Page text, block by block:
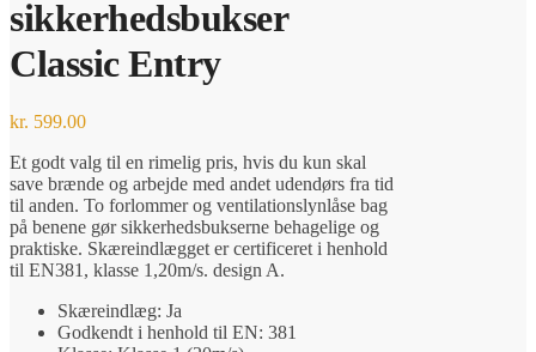
sikkerhedsbukser
Classic Entry
kr. 599.00
Et godt valg til en rimelig pris, hvis du kun skal
save brænde og arbejde med andet udendørs fra tid
til anden. To forlommer og ventilationslynlåse bag
på benene gør sikkerhedsbukserne behagelige og
praktiske. Skæreindlægget er certificeret i henhold
til EN381, klasse 1,20m/s. design A.
Skæreindlæg: Ja
Godkendt i henhold til EN: 381